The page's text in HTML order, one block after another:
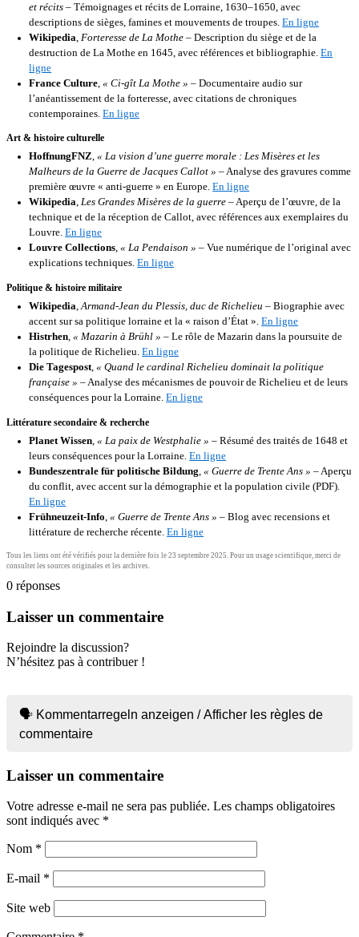
et récits – Témoignages et récits de Lorraine, 1630–1650, avec
descriptions de sièges, famines et mouvements de troupes.En ligne
Wikipedia Forteresse de La Mothe – Description du siège et de la
destruction de La Mothe en 1645, avec références et bibliographie.En
ligne
France Culture ,« Ci-gît La Mothe » – Documentaire audio sur
l’anéantissement de la forteresse, avec citations de chroniques
contemporaines.En ligne
Art & histoire culturelle
HoffnungFNZ,« La vision d’une guerre morale : Les Misères et les
Malheurs de la Guerre de Jacques Callot » – Analyse des gravures comme
première œuvre « anti-guerre » en Europe.En ligne
Wikipedia,Les Grandes Misères de la guerre – Aperçu de l’œuvre, de la
technique et de la réception de Callot, avec références aux exemplaires du
Louvre.En ligne
Louvre Collections,« La Pendaison » – Vue numérique de l’original avec
explications techniques.En ligne
Politique & histoire militaire
Wikipedia,Armand-Jean du Plessis, duc de Richelieu – Biographie avec
accent sur sa politique lorraine et la « raison d’État ».En ligne
Histrhen,« Mazarin à Brühl » – Le rôle de Mazarin dans la poursuite de
la politique de Richelieu.En ligne
Die Tagespost,« Quand le cardinal Richelieu dominait la politique
française » – Analyse des mécanismes de pouvoir de Richelieu et de leurs
conséquences pour la Lorraine.En ligne
Littérature secondaire & recherche
Planet Wissen,« La paix de Westphalie » – Résumé des traités de 1648 et
leurs conséquences pour la Lorraine.En ligne
Bundeszentrale für politische Bildung,« Guerre de Trente Ans » – Aperçu
du conflit, avec accent sur la démographie et la population civile (PDF).
En ligne
Frühneuzeit-Info,« Guerre de Trente Ans » – Blog avec recensions et
littérature de recherche récente.En ligne
Tous les liens ont été vérifiés pour la dernière fois le 23 septembre 2025. Pour un usage scientifique, merci de
consulter les sources originales et les archives.
0 réponses
Laisser un commentaire
Rejoindre la discussion?
N’hésitez pas à contribuer !
🗣 Kommentarregeln anzeigen / Afficher les règles de
commentaire
Laisser un commentaire
Votre adresse e-mail ne sera pas publiée. Les champs obligatoires
sont indiqués avec *
Nom *
E-mail *
Site web